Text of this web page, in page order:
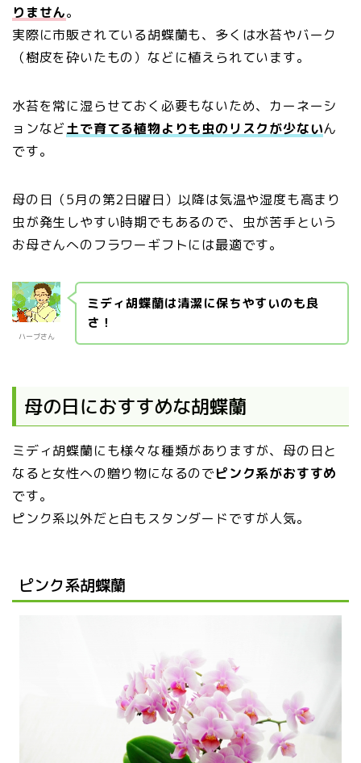
りません。
実際に市販されている胡蝶蘭も、多くは水苔やバーク
（樹皮を砕いたもの）などに植えられています。
水苔を常に湿らせておく必要もないため、カーネーシ
ョンなど土で育てる植物よりも虫のリスクが少ないん
です。
母の日（5月の第2日曜日）以降は気温や湿度も高まり
虫が発生しやすい時期でもあるので、虫が苦手という
お母さんへのフラワーギフトには最適です。
ハーブさん
ミディ胡蝶蘭は清潔に保ちやすいのも良
さ！
母の日におすすめな胡蝶蘭
ミディ胡蝶蘭にも様々な種類がありますが、母の日と
なると女性への贈り物になるのでピンク系がおすすめ
です。
ピンク系以外だと白もスタンダードですが人気。
ピンク系胡蝶蘭